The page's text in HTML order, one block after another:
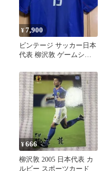
¥7,900
ビンテージ サッカー日本
代表 柳沢敦 ゲームシャ
ダス
¥666
柳沢敦 2005 日本代表 カ
ルビー スポーツカード